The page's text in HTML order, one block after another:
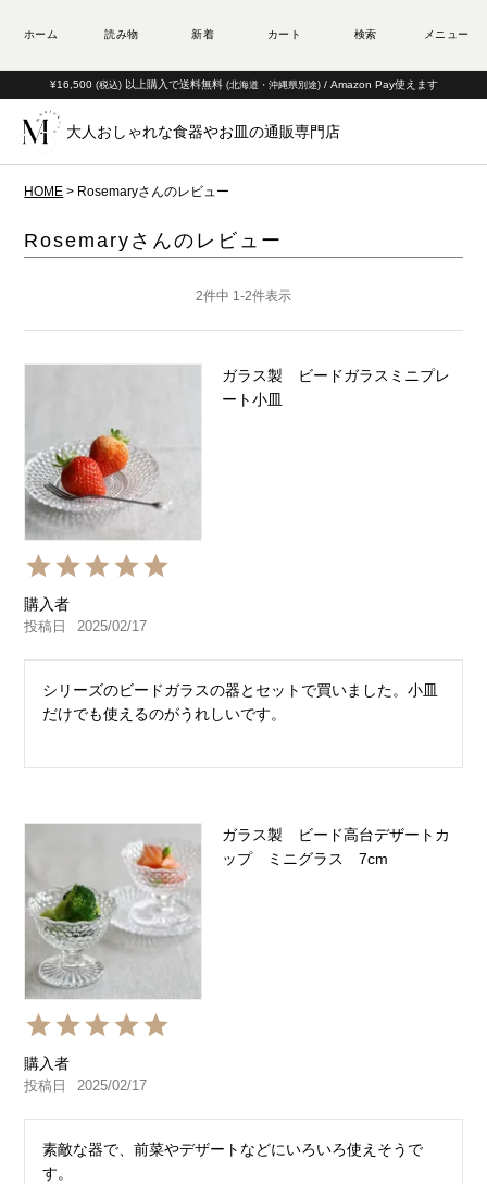
¥16,500 (税込) 以上購入で送料無料 (北海道・沖縄県別途) / Amazon Pay使えます
大人おしゃれな食器やお皿の通販専門店
HOME Rosemaryさんのレビュー
Rosemaryさんのレビュー
2件中 1-2件表示
ガラス製 ビードガラスミニプレ
ート小皿
購入者
投稿日 2025/02/17
シリーズのビードガラスの器とセットで買いました。小皿
だけでも使えるのがうれしいです。
ガラス製 ビード高台デザートカ
ップ ミニグラス 7cm
購入者
投稿日 2025/02/17
素敵な器で、前菜やデザートなどにいろいろ使えそうで
す。